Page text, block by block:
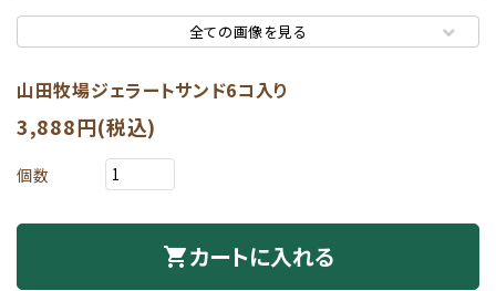
全ての画像を見る
山田牧場ジェラートサンド6コ入り
3,888円(税込)
個数
shopping_cartカートに入れる